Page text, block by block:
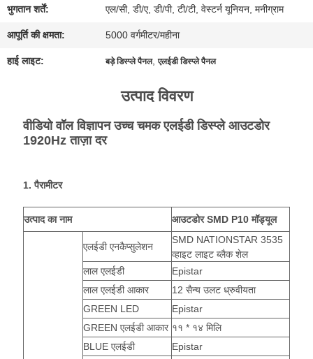
अभी
बातचीत
करें
साइटमैप
गोपनीयता
नीति
भुगतान शर्तें: एल/सी, डी/ए, डी/पी, टी/टी, वेस्टर्न यूनियन, मनीग्राम
आपूर्ति की क्षमता: 5000 वर्गमीटर/महीना
हाई लाइट: बड़े डिस्प्ले पैनल,एलईडी डिस्प्ले पैनल
उत्पाद विवरण
वीडियो वॉल विज्ञापन उच्च चमक एलईडी डिस्प्ले आउटडोर
1920Hz ताज़ा दर
1. पैरामीटर
उत्पाद का नाम आउटडोर SMD P10 मॉड्यूल
एलईडी एनकैप्सुलेशन
SMD NATIONSTAR 3535
व्हाइट लाइट ब्लैक शेल
लाल एलईडी
Epistar
लाल एलईडी आकार
12 सैन्य उलट ध्रुवीयता
GREEN LED
Epistar
GREEN एलईडी आकार ११ * १४ मिलि
BLUE एलईडी
Epistar